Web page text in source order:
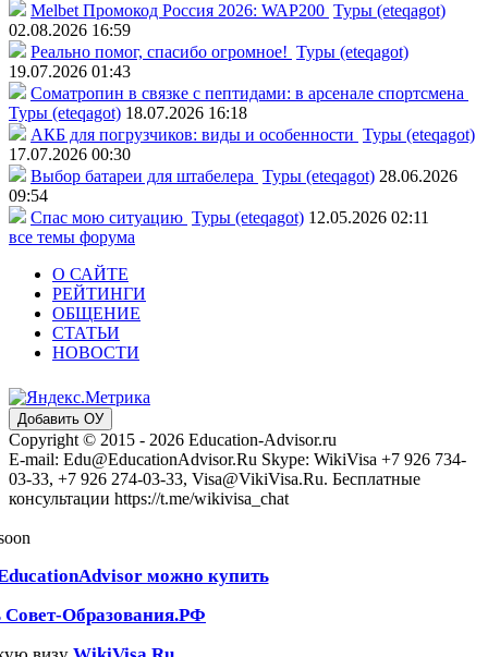
Melbet Промокод Россия 2026: WAP200 Туры (eteqagot)
02.08.2026 16:59
Реально помог, спасибо огромное! Туры (eteqagot)
19.07.2026 01:43
Соматропин в связке с пептидами: в арсенале спортсмена
Туры (eteqagot) 18.07.2026 16:18
АКБ для погрузчиков: виды и особенности Туры (eteqagot)
17.07.2026 00:30
Выбор батареи для штабелера Туры (eteqagot) 28.06.2026
09:54
Спас мою ситуацию Туры (eteqagot) 12.05.2026 02:11
все темы форума
О САЙТЕ
РЕЙТИНГИ
ОБЩЕНИЕ
СТАТЬИ
НОВОСТИ
Добавить ОУ
Copyright © 2015 - 2026 Education-Advisor.ru
E-mail: Edu@EducationAdvisor.Ru Skype: WikiVisa +7 926 734-
03-33, +7 926 274-03-33, Visa@VikiVisa.Ru. Бесплатные
консультации https://t.me/wikivisa_chat
можно купить
Совет-Образования.РФ